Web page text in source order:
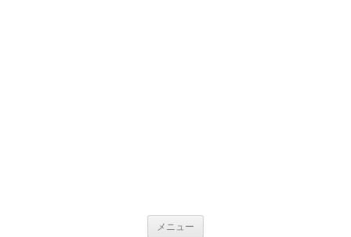
メニュー コンテンツへ移動